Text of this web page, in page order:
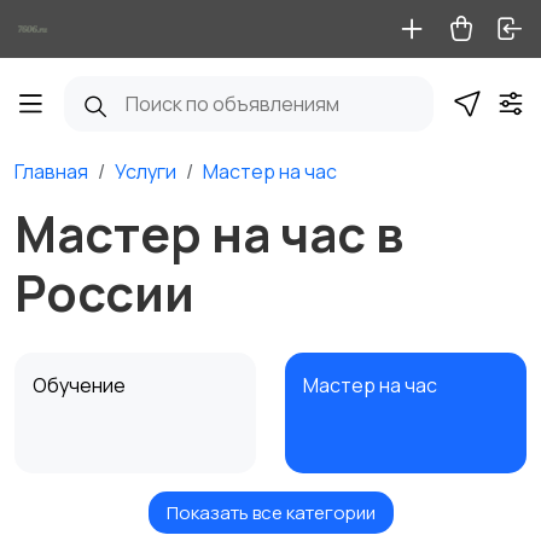
Главная Услуги Мастер на час
Мастер на час в
России
Обучение Мастер на час
Красота и здоровье Перевозки
Показать все категории